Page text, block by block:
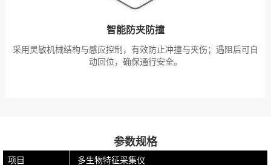
智能防夹防撞
采用灵敏机械结构与感应控制，有效防止冲撞与夹伤；遇阻后可自
动回位，确保通行安全。
参数规格
项目 多生物特征采集仪